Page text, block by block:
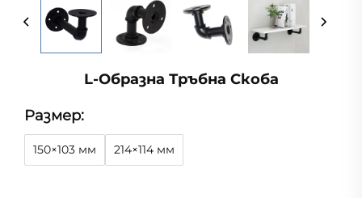
L-Образна Тръбна Скоба
Размер:
150×103 мм 214×114 мм